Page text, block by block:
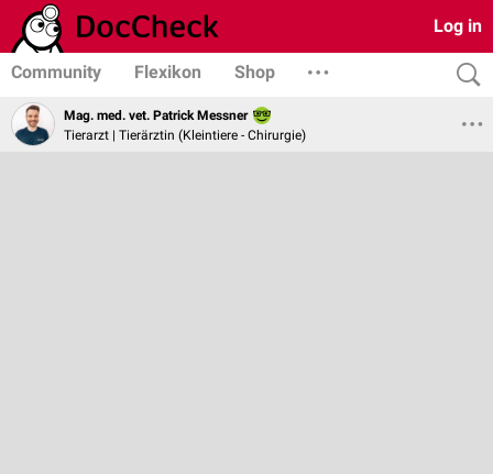
Log in
Community Flexikon Shop
Mag. med. vet. Patrick Messner
Tierarzt | Tierärztin (Kleintiere - Chirurgie)